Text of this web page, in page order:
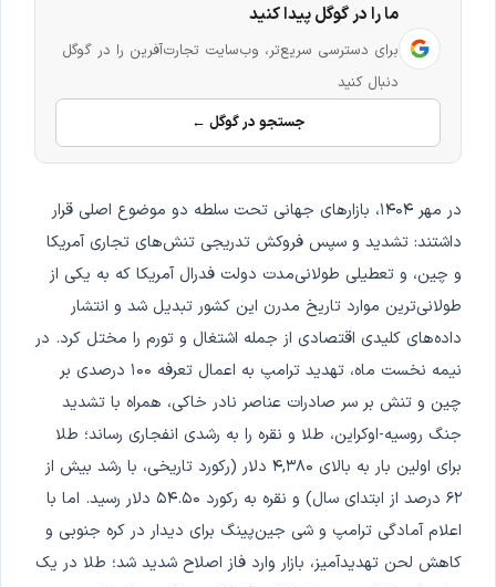
ما را در گوگل پیدا کنید
برای دسترسی سریع‌تر، وب‌سایت تجارت‌آفرین را در گوگل
دنبال کنید
جستجو در گوگل ←
در مهر ۱۴۰۴، بازارهای جهانی تحت سلطه دو موضوع اصلی قرار
داشتند: تشدید و سپس فروکش تدریجی تنش‌های تجاری آمریکا
و چین، و تعطیلی طولانی‌مدت دولت فدرال آمریکا که به یکی از
طولانی‌ترین موارد تاریخ مدرن این کشور تبدیل شد و انتشار
داده‌های کلیدی اقتصادی از جمله اشتغال و تورم را مختل کرد. در
نیمه نخست ماه، تهدید ترامپ به اعمال تعرفه ۱۰۰ درصدی بر
چین و تنش بر سر صادرات عناصر نادر خاکی، همراه با تشدید
جنگ روسیه-اوکراین، طلا و نقره را به رشدی انفجاری رساند؛ طلا
برای اولین بار به بالای ۴,۳۸۰ دلار (رکورد تاریخی، با رشد بیش از
۶۲ درصد از ابتدای سال) و نقره به رکورد ۵۴.۵۰ دلار رسید. اما با
اعلام آمادگی ترامپ و شی جین‌پینگ برای دیدار در کره جنوبی و
کاهش لحن تهدیدآمیز، بازار وارد فاز اصلاح شدید شد؛ طلا در یک